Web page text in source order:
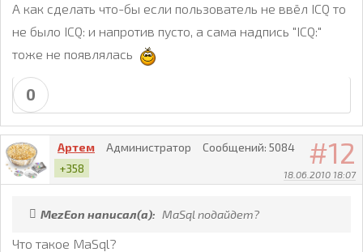
А как сделать что-бы если пользователь не ввёл ICQ то
не было ICQ: и напротив пусто, а сама надпись "ICQ:"
тоже не появлялась
0
12
18.06.2010 18:07
Артем Администратор Сообщений: 5084
+358
MezEon написал(а): MaSql подайдет?
Что такое MaSql?